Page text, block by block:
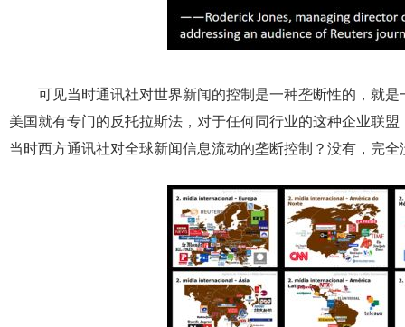
可见当时通讯社对世界新闻的控制是一种垄断性的，就
美国就有专门的反托拉斯法，对于任何同行业的这种企业联
当时西方通讯社对全球新闻信息流动的垄断控制？没有，完全